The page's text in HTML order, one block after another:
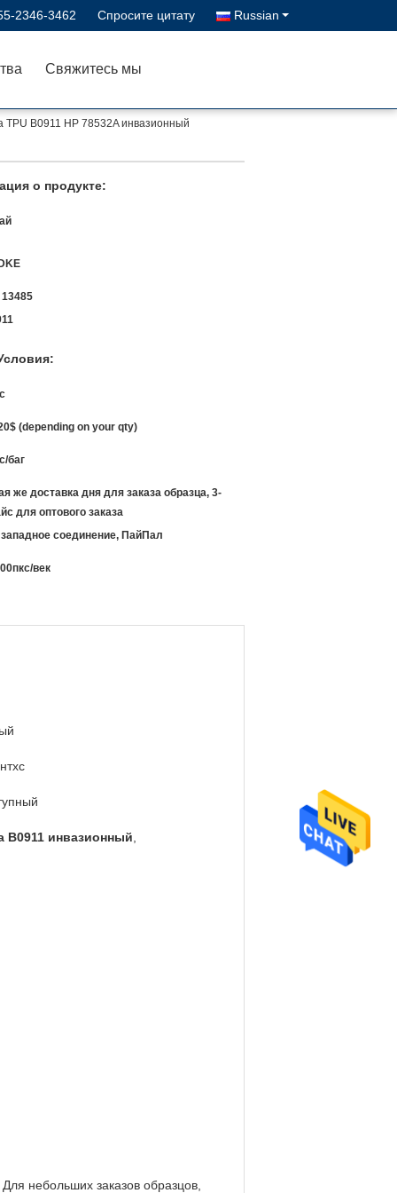
2346-3462 Спросите цитату Russian
Свяжитесь мы
TPU B0911 HP 78532A инвазионный
о продукте:
13485
(depending on your qty)
баг
же доставка дня для заказа образца, 3-
для оптового заказа
западное соединение, ПайПал
век
B0911 инвазионный
небольших заказов образцов,